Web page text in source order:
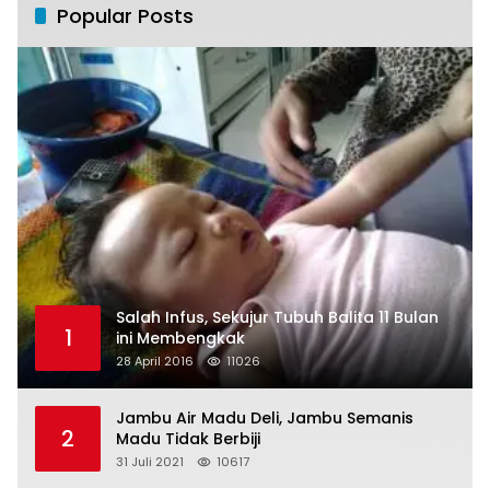
Popular Posts
1
Salah Infus, Sekujur Tubuh Balita 11 Bulan
ini Membengkak
28 April 2016 11026
2
Jambu Air Madu Deli, Jambu Semanis
Madu Tidak Berbiji
31 Juli 2021 10617